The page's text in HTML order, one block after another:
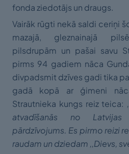
fonda ziedotājs un draugs.
Vairāk rūgti nekā saldi ceriņi
mazajā, gleznainajā
pilsdrupām un pašai savu
pirms 94 gadiem nāca
divpadsmit dzīves gadi tika
gadā kopā ar ģimeni
Strautnieka kungs reiz teica:
atvadīšanās no Latvijas
pārdzīvojums. Es pirmo reizi
raudam un dziedam ,,Dievs,